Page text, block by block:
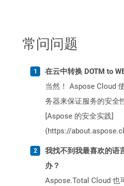
常问问题
在云中转换 DOTM to
当然！ Aspose Cloud
务器来保证服务的安全
[Aspose 的安全实践]
(https://
我找不到我最喜欢的语
办？
Aspose.Total Cloud 也